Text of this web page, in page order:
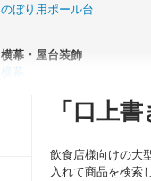
のぼり用ポール台
横幕・屋台装飾
横幕
吊下旗・POP風船「口上
飲食店様向けの大
入れて商品を検索